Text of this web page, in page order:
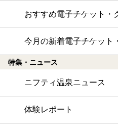
おすすめ電子チケット・
今月の新着電子チケット
特集・ニュース
ニフティ温泉ニュース
体験レポート